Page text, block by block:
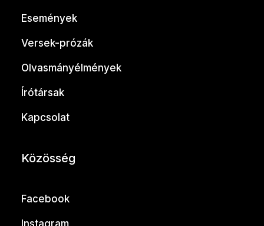
Események
Versek-prózák
Olvasmányélmények
Írótársak
Kapcsolat
Közösség
Facebook
Instagram